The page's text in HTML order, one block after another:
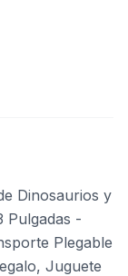
Dinosaurios y
Pulgadas -
Plegable
Juguete